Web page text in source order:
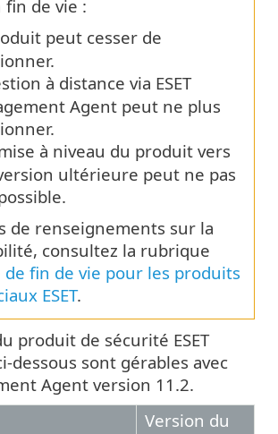
fin de vie :
peut cesser de
à distance via ESET
Agent peut ne plus
à niveau du produit vers
ultérieure peut ne pas
de renseignements sur la
consultez la rubrique
de fin de vie pour les produits
ESET.
produit de sécurité ESET
dessous sont gérables avec
Agent version 11.2.
Version du